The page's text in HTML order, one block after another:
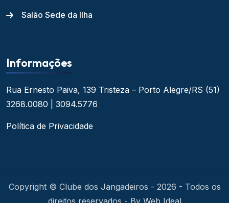
Salão Sede da Ilha
Informações
Rua Ernesto Paiva, 139 Tristeza – Porto Alegre/RS (51)
3268.0080 | 3094.5776
Política de Privacidade
Copyright © Clube dos Jangadeiros - 2026 - Todos os
direitos reservados - By Web Ideal